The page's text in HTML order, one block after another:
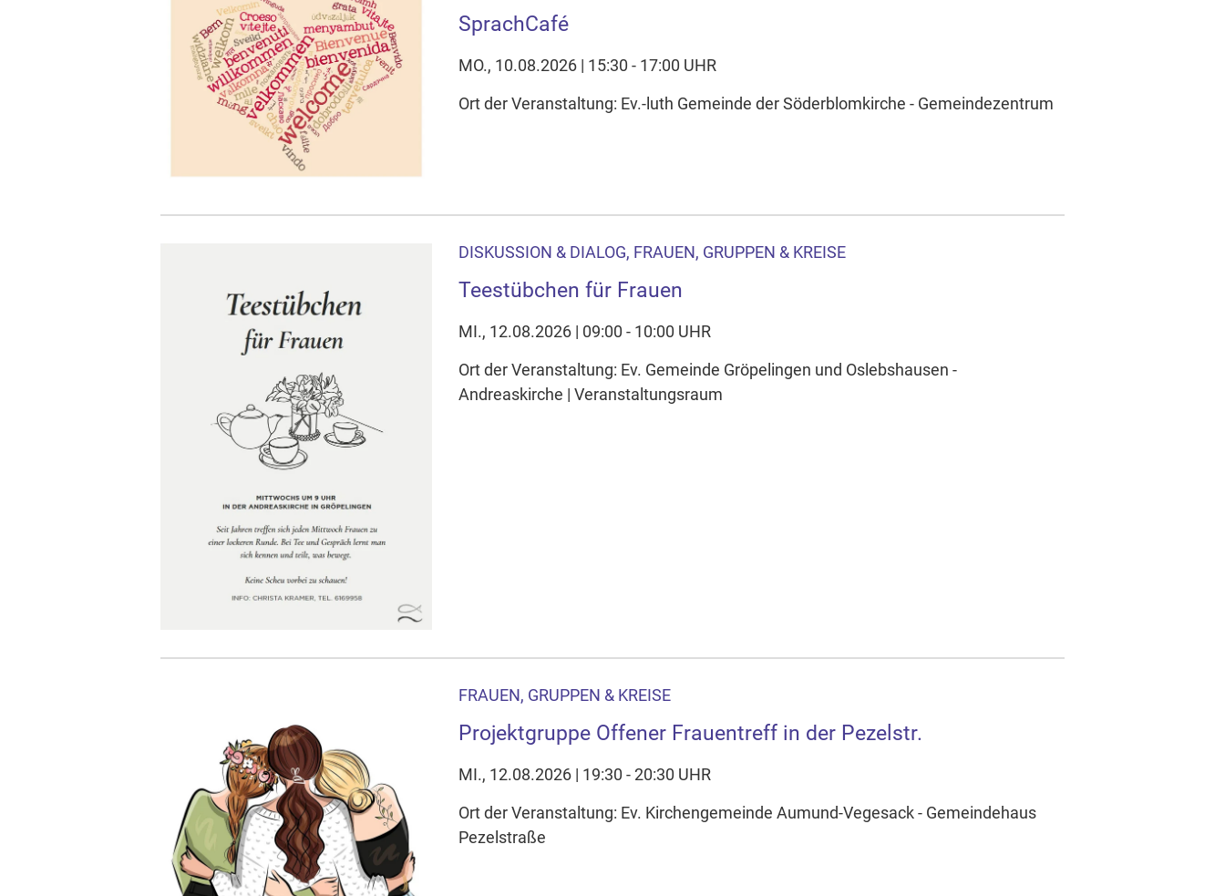
SprachCafé
MO., 10.08.2026 | 15:30 - 17:00 UHR
Ort der Veranstaltung: Ev.-luth Gemeinde der Söderblomkirche - Gemeindezentrum
DISKUSSION & DIALOG, FRAUEN, GRUPPEN & KREISE
Teestübchen für Frauen
MI., 12.08.2026 | 09:00 - 10:00 UHR
Ort der Veranstaltung: Ev. Gemeinde Gröpelingen und Oslebshausen -
Andreaskirche | Veranstaltungsraum
FRAUEN, GRUPPEN & KREISE
Projektgruppe Offener Frauentreff in der Pezelstr.
MI., 12.08.2026 | 19:30 - 20:30 UHR
Ort der Veranstaltung: Ev. Kirchengemeinde Aumund-Vegesack - Gemeindehaus
Pezelstraße